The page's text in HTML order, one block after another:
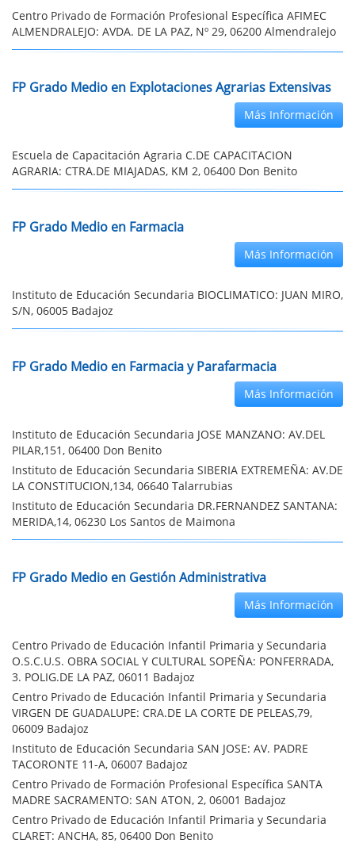
Centro Privado de Formación Profesional Específica AFIMEC
ALMENDRALEJO: AVDA. DE LA PAZ, Nº 29, 06200 Almendralejo
FP Grado Medio en Explotaciones Agrarias Extensivas
Más Información
Escuela de Capacitación Agraria C.DE CAPACITACION
AGRARIA: CTRA.DE MIAJADAS, KM 2, 06400 Don Benito
FP Grado Medio en Farmacia
Más Información
Instituto de Educación Secundaria BIOCLIMATICO: JUAN MIRO,
S/N, 06005 Badajoz
FP Grado Medio en Farmacia y Parafarmacia
Más Información
Instituto de Educación Secundaria JOSE MANZANO: AV.DEL
PILAR,151, 06400 Don Benito
Instituto de Educación Secundaria SIBERIA EXTREMEÑA: AV.DE
LA CONSTITUCION,134, 06640 Talarrubias
Instituto de Educación Secundaria DR.FERNANDEZ SANTANA:
MERIDA,14, 06230 Los Santos de Maimona
FP Grado Medio en Gestión Administrativa
Más Información
Centro Privado de Educación Infantil Primaria y Secundaria
O.S.C.U.S. OBRA SOCIAL Y CULTURAL SOPEÑA: PONFERRADA,
3. POLIG.DE LA PAZ, 06011 Badajoz
Centro Privado de Educación Infantil Primaria y Secundaria
VIRGEN DE GUADALUPE: CRA.DE LA CORTE DE PELEAS,79,
06009 Badajoz
Instituto de Educación Secundaria SAN JOSE: AV. PADRE
TACORONTE 11-A, 06007 Badajoz
Centro Privado de Formación Profesional Específica SANTA
MADRE SACRAMENTO: SAN ATON, 2, 06001 Badajoz
Centro Privado de Educación Infantil Primaria y Secundaria
CLARET: ANCHA, 85, 06400 Don Benito